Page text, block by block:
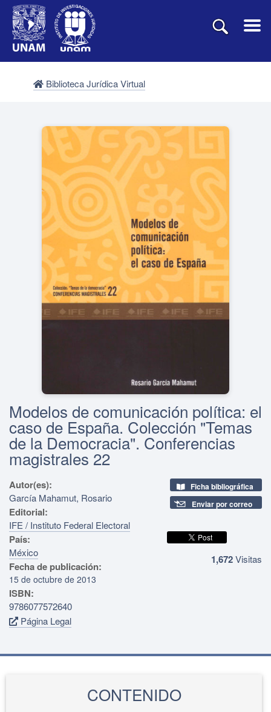
Biblioteca Jurídica Virtual
Modelos de comunicación política: el
caso de España. Colección "Temas
de la Democracia". Conferencias
magistrales 22
Autor(es):
García Mahamut, Rosario
Editorial:
IFE / Instituto Federal Electoral
País:
México
Fecha de publicación:
15 de octubre de 2013
ISBN:
9786077572640
Página Legal
Ficha bibliográfica
Enviar por correo
1,672Visitas
CONTENIDO